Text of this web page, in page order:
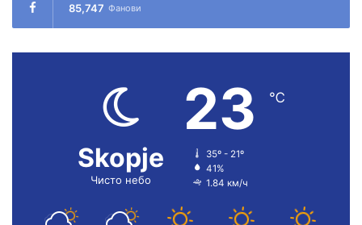
85,747 Фанови
Skopje
Чисто небо
23 ℃
35º - 21º
41%
1.84 км/ч